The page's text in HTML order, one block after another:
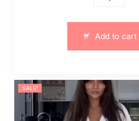
czarny
quantity
Add to cart
SALE!